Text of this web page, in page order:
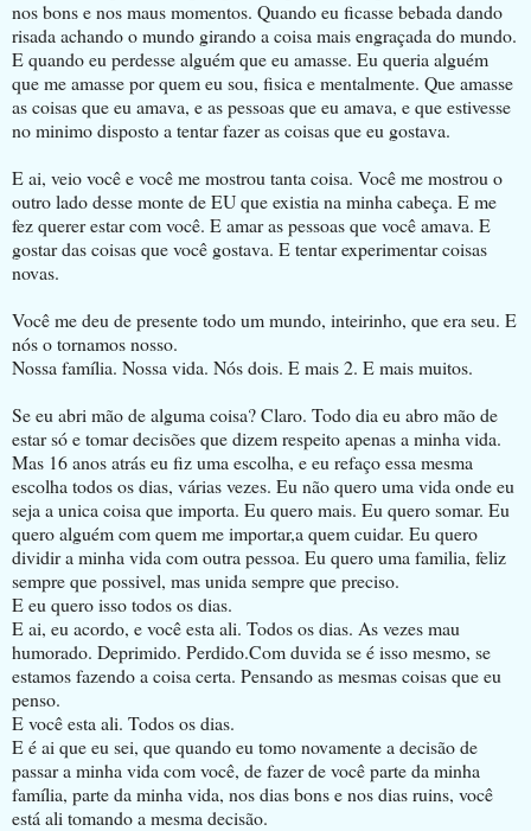
nos bons e nos maus momentos. Quando eu ficasse bebada dando
risada achando o mundo girando a coisa mais engraçada do mundo.
E quando eu perdesse alguém que eu amasse. Eu queria alguém
que me amasse por quem eu sou, fisica e mentalmente. Que amasse
as coisas que eu amava, e as pessoas que eu amava, e que estivesse
no minimo disposto a tentar fazer as coisas que eu gostava.
E ai, veio você e você me mostrou tanta coisa. Você me mostrou o
outro lado desse monte de EU que existia na minha cabeça. E me
fez querer estar com você. E amar as pessoas que você amava. E
gostar das coisas que você gostava. E tentar experimentar coisas
novas.
Você me deu de presente todo um mundo, inteirinho, que era seu. E
nós o tornamos nosso.
Nossa família. Nossa vida. Nós dois. E mais 2. E mais muitos.
Se eu abri mão de alguma coisa? Claro. Todo dia eu abro mão de
estar só e tomar decisões que dizem respeito apenas a minha vida.
Mas 16 anos atrás eu fiz uma escolha, e eu refaço essa mesma
escolha todos os dias, várias vezes. Eu não quero uma vida onde eu
seja a unica coisa que importa. Eu quero mais. Eu quero somar. Eu
quero alguém com quem me importar,a quem cuidar. Eu quero
dividir a minha vida com outra pessoa. Eu quero uma familia, feliz
sempre que possivel, mas unida sempre que preciso.
E eu quero isso todos os dias.
E ai, eu acordo, e você esta ali. Todos os dias. As vezes mau
humorado. Deprimido. Perdido.Com duvida se é isso mesmo, se
estamos fazendo a coisa certa. Pensando as mesmas coisas que eu
penso.
E você esta ali. Todos os dias.
E é ai que eu sei, que quando eu tomo novamente a decisão de
passar a minha vida com você, de fazer de você parte da minha
família, parte da minha vida, nos dias bons e nos dias ruins, você
está ali tomando a mesma decisão.